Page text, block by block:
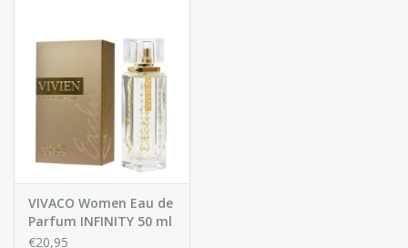
Effecten
Parfum
Gift sets
VIVACO Women Eau de
Parfum INFINITY 50 ml
€20,95